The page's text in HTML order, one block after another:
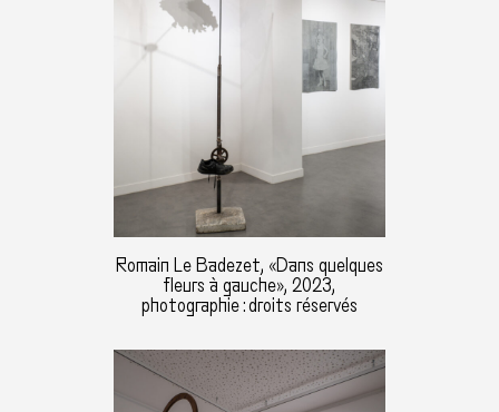
Romain Le Badezet, «Dans quelques
fleurs à gauche», 2023,
photographie : droits réservés